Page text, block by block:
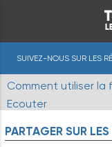
SUIVEZ-NOUS SUR LES
Comment utiliser la
Ecouter
PARTAGER SUR LES